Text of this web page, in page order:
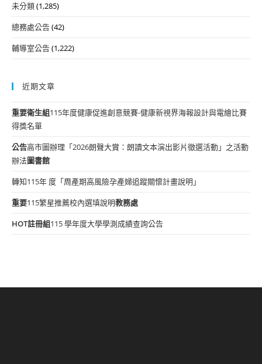
未分類(1,285)
總務處公告(42)
輔導室公告(1,222)
近期文章
重要衛生組115年度健康促進創意競賽-健康新視界海報設計與電繪比賽
得獎名單
公告高市圖辦理「2026朗聲大賞：朗讀文本演出影片徵選活動」之活動
辦法圖書館
轉知115年 度「周產期高風險孕產婦追蹤關懷計畫說明」
重要115繁星推薦校內選填說明教務處
HOT註冊組115 學年度大學學測成績查詢公告